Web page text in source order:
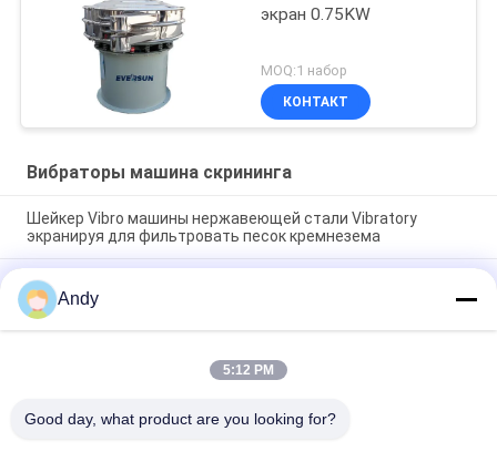
экран 0.75KW
MOQ:1 набор
КОНТАКТ
Вибраторы машина скрининга
Шейкер Vibro машины нержавеющей стали Vibratory
экранируя для фильтровать песок кремнезема
Вибрационная просеивающая машина, использующая
спиральное движение материала по поверхности сита для
разделения мелких и крупных материалов
Вибрационная просеивающая машина с трехмерной
траекторией движения для просеивания сыпучих и
Andy
5:12 PM
Good day, what product are you looking for?